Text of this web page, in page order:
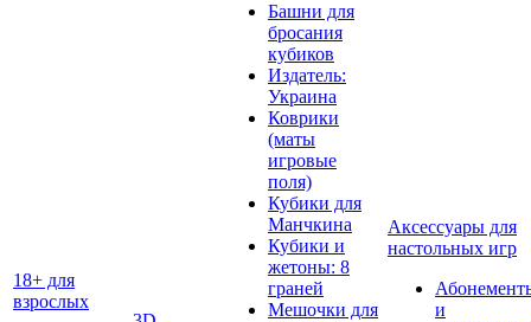
18+ для
взрослых
Башни для
бросания
кубиков
Издатель:
Украина
Коврики
(маты
игровые
поля)
Кубики для
Манчкина
Кубики и
жетоны: 8
граней
Мешочки для
Аксессуары для
настольных игр
и